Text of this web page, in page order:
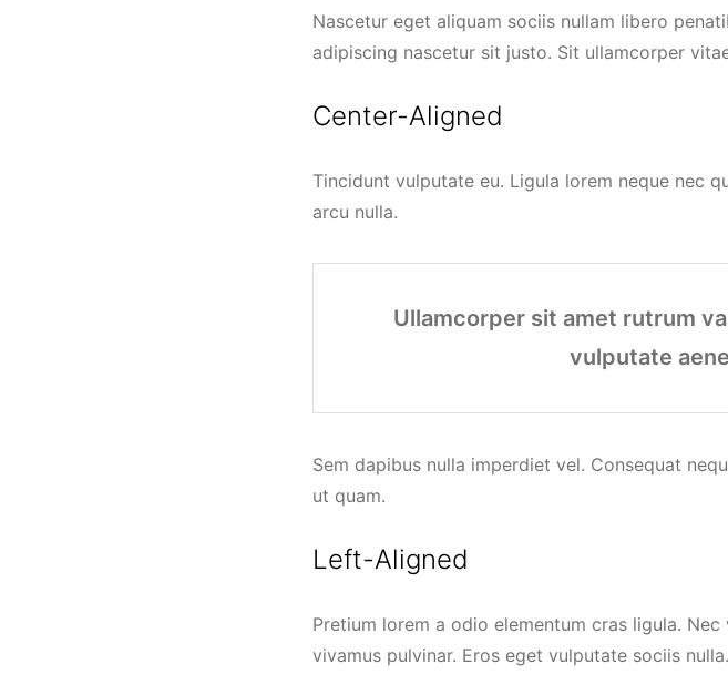
Nascetur eget aliquam sociis nullam libero
adipiscing nascetur sit justo. Sit ullamcorper
Center-Aligned
Tincidunt vulputate eu. Ligula lorem neque nec
arcu nulla.
Ullamcorper sit amet rutrum
vulputate
Sem dapibus nulla imperdiet vel. Consequat
ut quam.
Left-Aligned
Pretium lorem a odio elementum cras ligula.
vivamus pulvinar. Eros eget vulputate sociis